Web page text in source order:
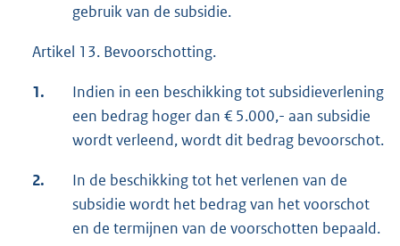
gebruik van de subsidie.
Artikel 13. Bevoorschotting.
1.
Indien in een beschikking tot subsidieverlening
een bedrag hoger dan € 5.000,- aan subsidie
wordt verleend, wordt dit bedrag bevoorschot.
2.
In de beschikking tot het verlenen van de
subsidie wordt het bedrag van het voorschot
en de termijnen van de voorschotten bepaald.